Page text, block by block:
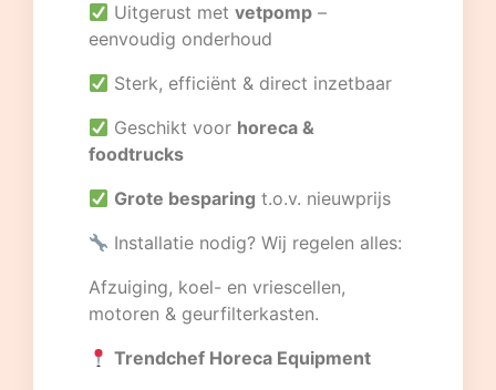
Uitgerust metvetpomp –
eenvoudig onderhoud
Sterk, efficiënt & direct inzetbaar
Geschikt voor horeca &
foodtrucks
Grote besparing t.o.v. nieuwprijs
Installatie nodig? Wij regelen alles:
Afzuiging, koel- en vriescellen,
motoren & geurfilterkasten.
Trendchef Horeca Equipment